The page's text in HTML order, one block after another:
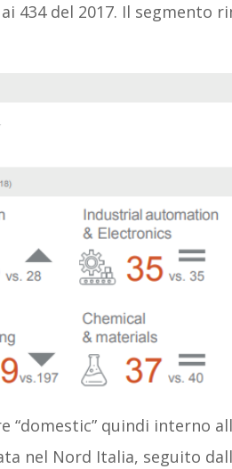
434 del 2017. Il segmento
“domestic” quindi interno
nel Nord Italia, seguito